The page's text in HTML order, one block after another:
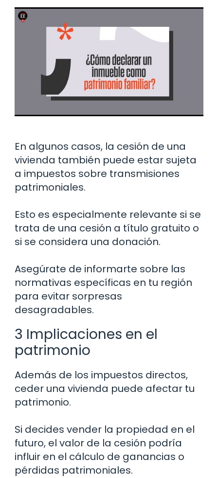
En algunos casos, la cesión de una
vivienda también puede estar sujeta
a impuestos sobre transmisiones
patrimoniales.
Esto es especialmente relevante si se
trata de una cesión a título gratuito o
si se considera una donación.
Asegúrate de informarte sobre las
normativas específicas en tu región
para evitar sorpresas
desagradables.
3 Implicaciones en el
patrimonio
Además de los impuestos directos,
ceder una vivienda puede afectar tu
patrimonio.
Si decides vender la propiedad en el
futuro, el valor de la cesión podría
influir en el cálculo de ganancias o
pérdidas patrimoniales.